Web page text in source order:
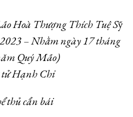
Hoà Thượng Thích Tuệ Sỹ
– Nhằm ngày 17 tháng
Quý Mão)
Hạnh Chi
thủ cẩn bái